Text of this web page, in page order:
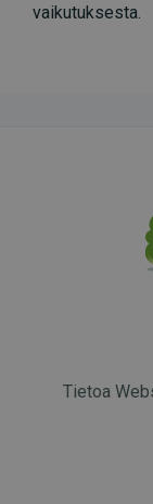
vaikutuksesta.
Tietoa